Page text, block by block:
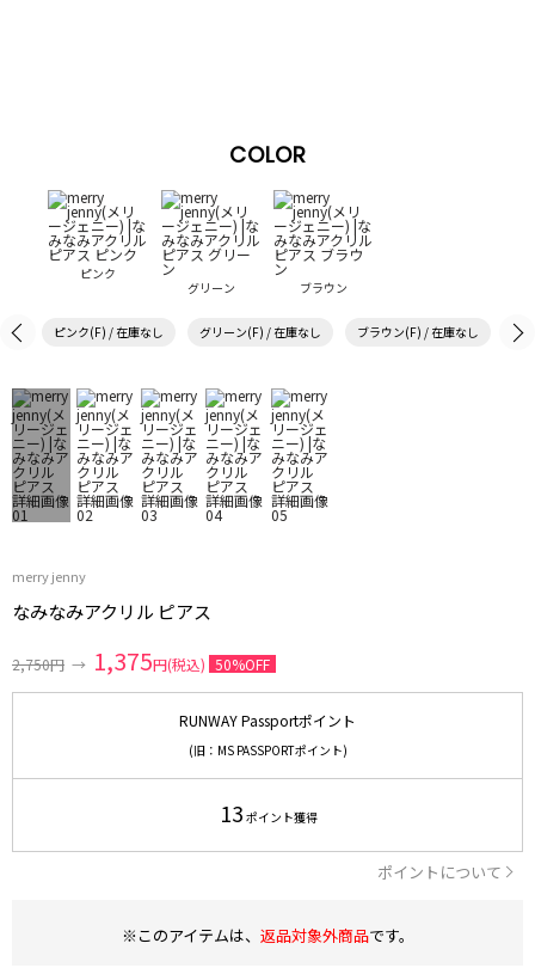
COLOR
ピンク
グリーン
ブラウン
ピンク(F) / 在庫なし グリーン(F) / 在庫なし ブラウン(F) / 在庫なし
merry jenny
なみなみアクリル ピアス
2,750円 → 1,375円(税込) 50%OFF
RUNWAY Passportポイント
(旧：MS PASSPORTポイント)
13 ポイント獲得
ポイントについて
※このアイテムは、 返品対象外商品です。